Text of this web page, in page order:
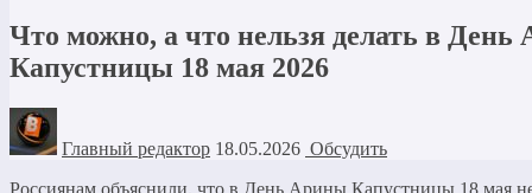
Что можно, а что нельзя делать в
Капустницы 18 мая 2026
Главный редактор 18.05.2026 Обсудить
Россиянам объяснили, что в День Арины Капустницы 18 мая